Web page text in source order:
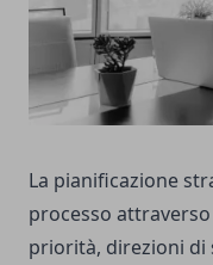
La pianificazione
processo
priorità, direzioni di